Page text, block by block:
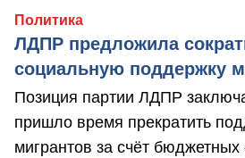
Политика
ЛДПР предложила
социальную поддержку
Позиция партии ЛДПР
пришло время прекратить
мигрантов за счёт бюджетных